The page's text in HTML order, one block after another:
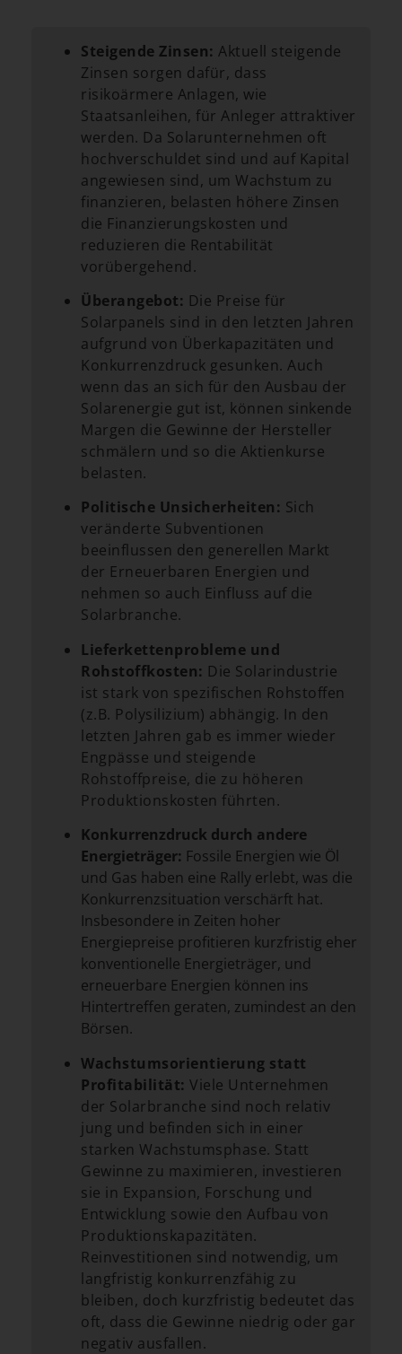
Steigende Zinsen: Aktuell steigende
Zinsen sorgen dafür, dass
risikoärmere Anlagen, wie
Staatsanleihen, für Anleger attraktiver
werden. Da Solarunternehmen oft
hochverschuldet sind und auf Kapital
angewiesen sind, um Wachstum zu
finanzieren, belasten höhere Zinsen
die Finanzierungskosten und
reduzieren die Rentabilität
vorübergehend.
Überangebot: Die Preise für
Solarpanels sind in den letzten Jahren
aufgrund von Überkapazitäten und
Konkurrenzdruck gesunken. Auch
wenn das an sich für den Ausbau der
Solarenergie gut ist, können sinkende
Margen die Gewinne der Hersteller
schmälern und so die Aktienkurse
belasten.
Politische Unsicherheiten: Sich
veränderte Subventionen
beeinflussen den generellen Markt
der Erneuerbaren Energien und
nehmen so auch Einfluss auf die
Solarbranche.
Lieferkettenprobleme und
Rohstoffkosten: Die Solarindustrie
ist stark von spezifischen Rohstoffen
(z.B. Polysilizium) abhängig. In den
letzten Jahren gab es immer wieder
Engpässe und steigende
Rohstoffpreise, die zu höheren
Produktionskosten führten.
Konkurrenzdruck durch andere
Energieträger: Fossile Energien wie Öl
und Gas haben eine Rally erlebt, was die
Konkurrenzsituation verschärft hat.
Insbesondere in Zeiten hoher
Energiepreise profitieren kurzfristig eher
konventionelle Energieträger, und
erneuerbare Energien können ins
Hintertreffen geraten, zumindest an den
Börsen.
Wachstumsorientierung statt
Profitabilität: Viele Unternehmen
der Solarbranche sind noch relativ
jung und befinden sich in einer
starken Wachstumsphase. Statt
Gewinne zu maximieren, investieren
sie in Expansion, Forschung und
Entwicklung sowie den Aufbau von
Produktionskapazitäten.
Reinvestitionen sind notwendig, um
langfristig konkurrenzfähig zu
bleiben, doch kurzfristig bedeutet das
oft, dass die Gewinne niedrig oder gar
negativ ausfallen.